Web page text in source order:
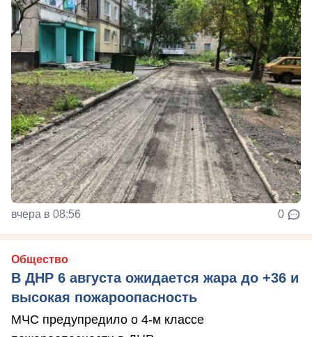
вчера в 08:56 0
Общество
В ДНР 6 августа ожидается жара до +36 и
высокая пожароопасность
МЧС предупредило о 4-м классе